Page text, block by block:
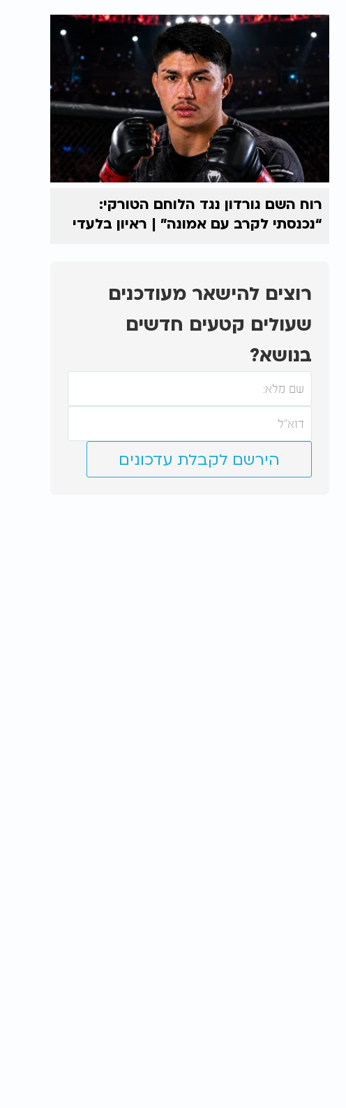
רוח השם גורדון נגד הלוחם הטורקי:
“נכנסתי לקרב עם אמונה” | ראיון בלעדי
רוצים להישאר מעודכנים
שעולים קטעים חדשים
בנושא?
הירשם לקבלת עדכונים